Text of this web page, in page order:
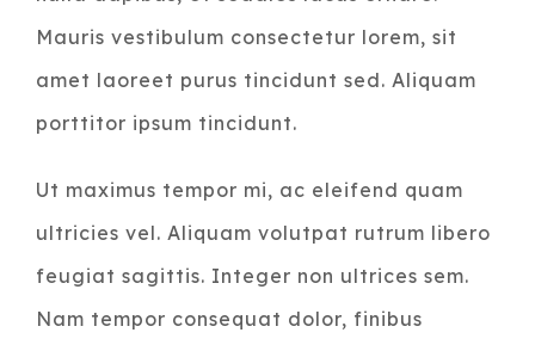
Mauris vestibulum consectetur lorem, sit
amet laoreet purus tincidunt sed. Aliquam
porttitor ipsum tincidunt.
Ut maximus tempor mi, ac eleifend quam
ultricies vel. Aliquam volutpat rutrum libero
feugiat sagittis. Integer non ultrices sem.
Nam tempor consequat dolor, finibus